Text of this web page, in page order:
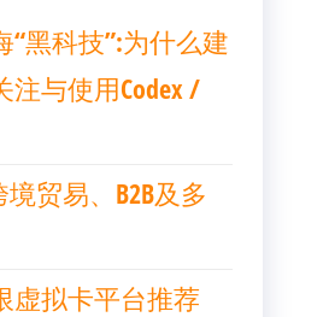
“黑科技”:为什么建
与使用Codex /
境贸易、B2B及多
虚拟卡平台推荐